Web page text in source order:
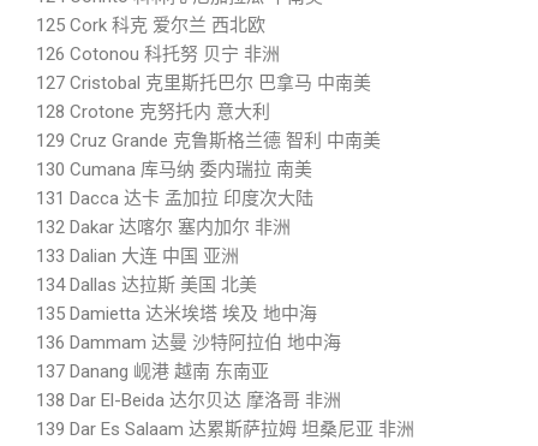
125 Cork 科克 爱尔兰 西北欧
126 Cotonou 科托努 贝宁 非洲
127 Cristobal 克里斯托巴尔 巴拿马 中南美
128 Crotone 克努托内 意大利
129 Cruz Grande 克鲁斯格兰德 智利 中南美
130 Cumana 库马纳 委内瑞拉 南美
131 Dacca 达卡 孟加拉 印度次大陆
132 Dakar 达喀尔 塞内加尔 非洲
133 Dalian 大连 中国 亚洲
134 Dallas 达拉斯 美国 北美
135 Damietta 达米埃塔 埃及 地中海
136 Dammam 达曼 沙特阿拉伯 地中海
137 Danang 岘港 越南 东南亚
138 Dar El-Beida 达尔贝达 摩洛哥 非洲
139 Dar Es Salaam 达累斯萨拉姆 坦桑尼亚 非洲